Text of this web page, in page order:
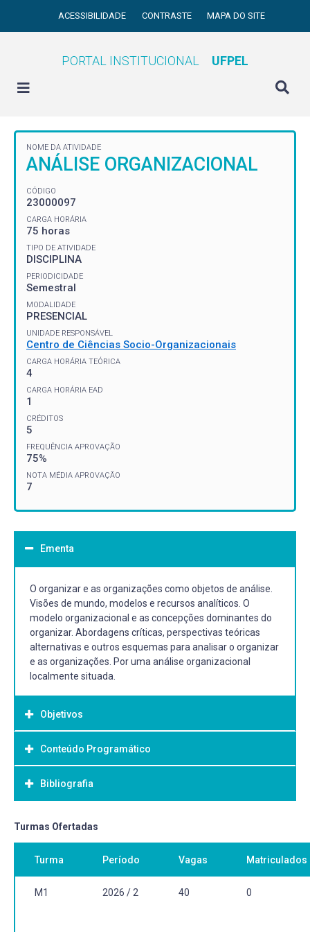
ACESSIBILIDADE CONTRASTE MAPA DO SITE
PORTAL INSTITUCIONAL UFPEL
NOME DA ATIVIDADE
ANÁLISE ORGANIZACIONAL
CÓDIGO
23000097
CARGA HORÁRIA
75 horas
TIPO DE ATIVIDADE
DISCIPLINA
PERIODICIDADE
Semestral
MODALIDADE
PRESENCIAL
UNIDADE RESPONSÁVEL
Centro de Ciências Socio-Organizacionais
CARGA HORÁRIA TEÓRICA
4
CARGA HORÁRIA EAD
1
CRÉDITOS
5
FREQUÊNCIA APROVAÇÃO
75%
NOTA MÉDIA APROVAÇÃO
7
Ementa
O organizar e as organizações como objetos de análise.
Visões de mundo, modelos e recursos analíticos. O
modelo organizacional e as concepções dominantes do
organizar. Abordagens críticas, perspectivas teóricas
alternativas e outros esquemas para analisar o organizar
e as organizações. Por uma análise organizacional
localmente situada.
Objetivos
Objetivo Geral:
Desenvolver o universo conceitual e a capacidade de
analisar o organizar e as organizações a partir das mais
Conteúdo Programático
Bibliografia
Bibliografia Básica:
CLEGG, Stewart; HARDY, Cynthia; NORD, Walter R (Org.).
Handbook de estudos organizacionais. São Paulo: Atlas,
2014. v. 1.
DIAS, Reinaldo. Cultura organizacional construção,
Turmas Ofertadas
Turma Período Vagas Matriculados
M1 2026 / 2 40 0